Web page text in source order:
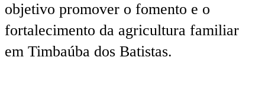
objetivo promover o fomento e o
fortalecimento da agricultura familiar
em Timbaúba dos Batistas.